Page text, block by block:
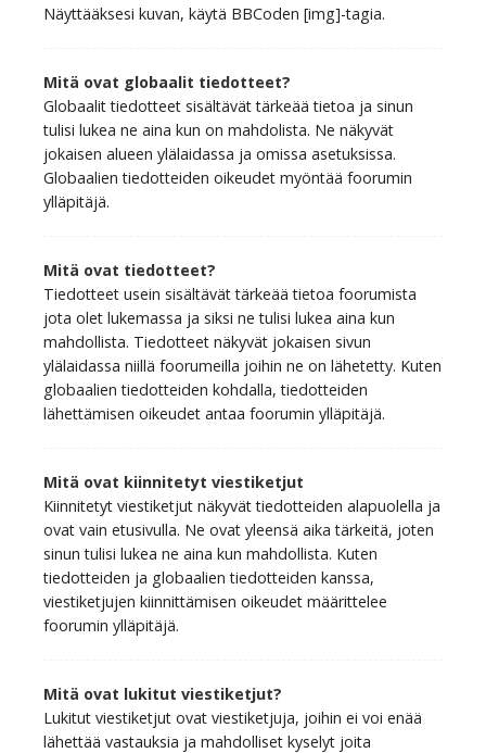
Näyttääksesi kuvan, käytä BBCoden [img]-tagia.
Mitä ovat globaalit tiedotteet?
Globaalit tiedotteet sisältävät tärkeää tietoa ja sinun
tulisi lukea ne aina kun on mahdolista. Ne näkyvät
jokaisen alueen ylälaidassa ja omissa asetuksissa.
Globaalien tiedotteiden oikeudet myöntää foorumin
ylläpitäjä.
Mitä ovat tiedotteet?
Tiedotteet usein sisältävät tärkeää tietoa foorumista
jota olet lukemassa ja siksi ne tulisi lukea aina kun
mahdollista. Tiedotteet näkyvät jokaisen sivun
ylälaidassa niillä foorumeilla joihin ne on lähetetty. Kuten
globaalien tiedotteiden kohdalla, tiedotteiden
lähettämisen oikeudet antaa foorumin ylläpitäjä.
Mitä ovat kiinnitetyt viestiketjut
Kiinnitetyt viestiketjut näkyvät tiedotteiden alapuolella ja
ovat vain etusivulla. Ne ovat yleensä aika tärkeitä, joten
sinun tulisi lukea ne aina kun mahdollista. Kuten
tiedotteiden ja globaalien tiedotteiden kanssa,
viestiketjujen kiinnittämisen oikeudet määrittelee
foorumin ylläpitäjä.
Mitä ovat lukitut viestiketjut?
Lukitut viestiketjut ovat viestiketjuja, joihin ei voi enää
lähettää vastauksia ja mahdolliset kyselyt joita